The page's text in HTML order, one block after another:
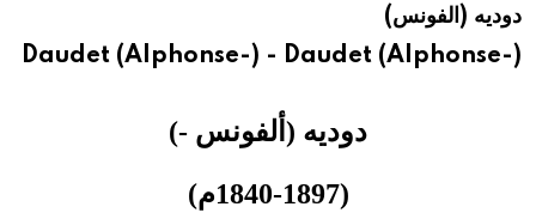
هيئة الموسوعة العربية تطلق موسوعات جديدة في عام 2026دوديه (الفونس)
Daudet (Alphonse-) - Daudet (Alphonse-)
دوديه (ألفونس -
)
(1840-1897
م)